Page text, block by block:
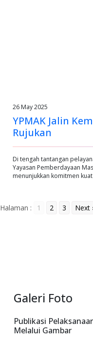
26 May 2025
YPMAK Jalin
Rujukan
Di tengah tantangan
Yayasan Pemberdayaan
menunjukkan komitmen
Halaman : 1 2 3 Next
Galeri Foto
Publikasi
Melalui Gambar